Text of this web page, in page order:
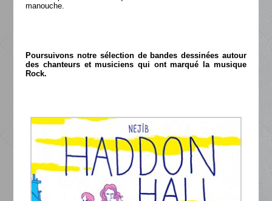
manouche.
Poursuivons notre sélection de bandes dessinées autour
des chanteurs et musiciens qui ont marqué la musique
Rock.